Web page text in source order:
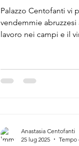
Palazzo Centofanti vi
vendemmie abruzzesi
lavoro nei campi e il
Anastasia Centofanti
25 lug 2025
Tempo